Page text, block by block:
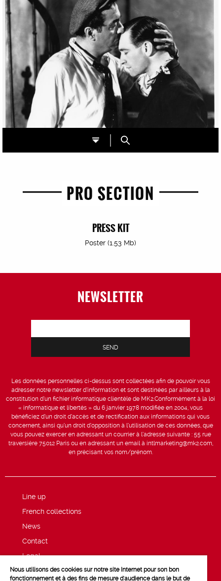
PRO SECTION
PRESS KIT
Poster (1.53 Mb)
NEWSLETTER
Les données personnelles ci-dessus sont collectées afin de pouvoir vous
adresser notre newsletter d’information et sont destinées par ailleurs à la
constitution d’un fichier informatique clientèle de MK2.Conformément à la loi
« informatique et libertés » du 6 janvier 1978 modifiée en 2004, vous
bénéficiez d’un droit d’accès et de rectification aux informations qui vous
concernent, ainsi qu’un droit d’opposition à l’utilisation de ces données, que
vous pouvez exercer en adressant un courrier à l’adresse suivante : 55 rue
traversière 75012 Paris ou en adressant un email à intlmarketing@mk2.com,
en précisant vos nom/prénom.
Line up
French collections
News
Contact
Legal
Privacy and cookie policy
Nous utilisons des cookies sur notre site Internet pour son bon
fonctionnement et à des fins de mesure d'audience dans le but de